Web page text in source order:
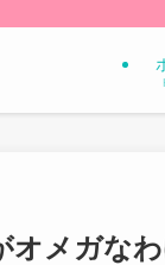
メガなわ